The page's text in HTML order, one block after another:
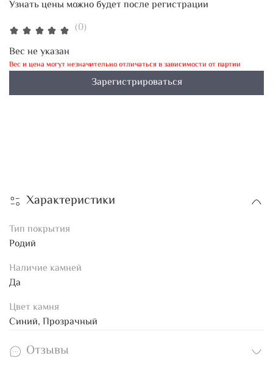
(0)
Узнать цены можно будет после регистрации
Вес не указан
Вес и цена могут незначительно отличаться в зависимости от партии
Зарегистрироваться
Характеристики
Тип покрытия
Родий
Наличие камней
Да
Цвет камня
Синий, Прозрачный
Отзывы